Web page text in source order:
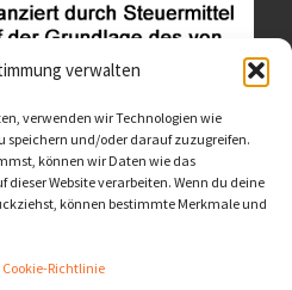
verwalten
verwenden wir Technologien wie
speichern und/oder darauf zuzugreifen.
können wir Daten wie das
Website verarbeiten. Wenn du deine
können bestimmte Merkmale und
Richtlinie
Projektes "Wachsen lassen
>>>